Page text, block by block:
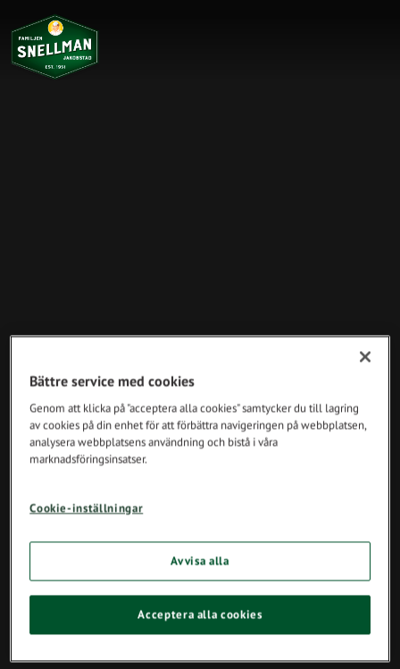
Bättre service med cookies
Genom att klicka på "acceptera alla cookies" samtycker du till lagring
av cookies på din enhet för att förbättra navigeringen på webbplatsen,
analysera webbplatsens användning och bistå i våra
marknadsföringsinsatser.
Cookie-inställningar
Avvisa alla
Acceptera alla cookies